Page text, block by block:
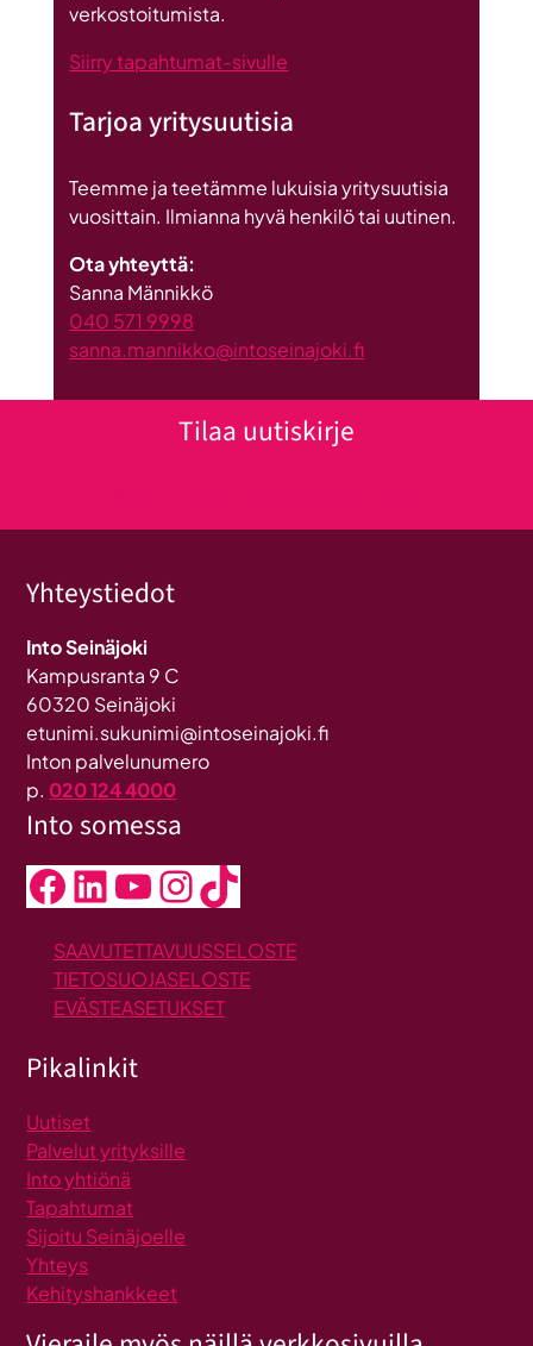
verkostoitumista.
Siirry tapahtumat-sivulle
Tarjoa yritysuutisia
Teemme ja teetämme lukuisia yritysuutisia
vuosittain. Ilmianna hyvä henkilö tai uutinen.
Ota yhteyttä:
Sanna Männikkö
040 571 9998
sanna.mannikko@intoseinajoki.fi
Tilaa uutiskirje
Yhteystiedot
Into Seinäjoki
Kampusranta 9 C
60320 Seinäjoki
etunimi.sukunimi@intoseinajoki.fi
Inton palvelunumero
p. 020 124 4000
Into somessa
Facebook LinkedIn YouTube InstagramTikTok
SAAVUTETTAVUUSSELOSTE
TIETOSUOJASELOSTE
EVÄSTEASETUKSET
Pikalinkit
Uutiset
Palvelut yrityksille
Into yhtiönä
Tapahtumat
Sijoitu Seinäjoelle
Yhteys
Kehityshankkeet